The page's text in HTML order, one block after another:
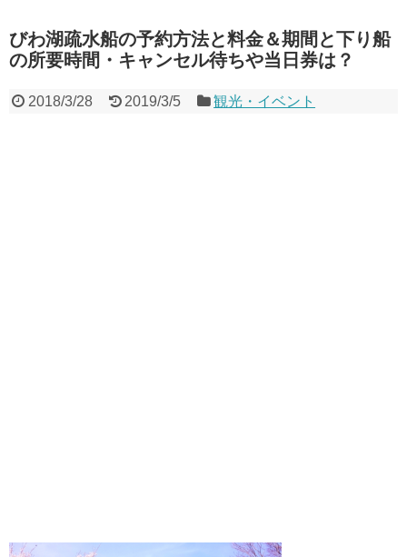
びわ湖疏水船の予約方法と料金＆期間と下り船
の所要時間・キャンセル待ちや当日券は？
2018/3/28 2019/3/5 観光・イベント